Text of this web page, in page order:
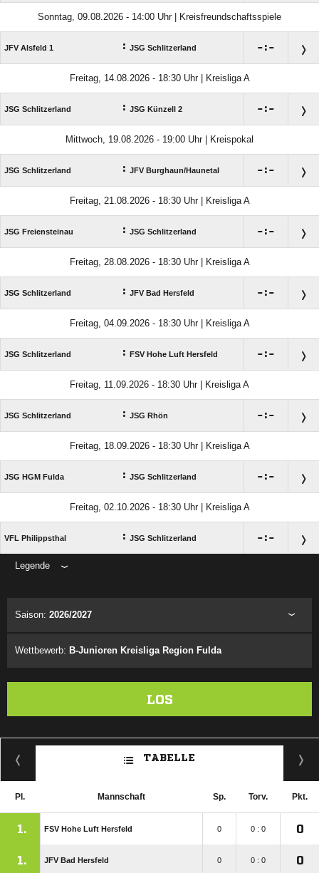
Sonntag, 09.08.2026 - 14:00 Uhr | Kreisfreundschaftsspiele
JFV Alsfeld 1 : JSG Schlitzerland :
Freitag, 14.08.2026 - 18:30 Uhr | Kreisliga A
JSG Schlitzerland : JSG Künzell 2 :
Mittwoch, 19.08.2026 - 19:00 Uhr | Kreispokal
JSG Schlitzerland : JFV Burghaun/​Haunetal :
Freitag, 21.08.2026 - 18:30 Uhr | Kreisliga A
JSG Freiensteinau : JSG Schlitzerland :
Freitag, 28.08.2026 - 18:30 Uhr | Kreisliga A
JSG Schlitzerland : JFV Bad Hersfeld :
Freitag, 04.09.2026 - 18:30 Uhr | Kreisliga A
JSG Schlitzerland : FSV Hohe Luft Hersfeld :
Freitag, 11.09.2026 - 18:30 Uhr | Kreisliga A
JSG Schlitzerland : JSG Rhön :
Freitag, 18.09.2026 - 18:30 Uhr | Kreisliga A
JSG HGM Fulda : JSG Schlitzerland :
Freitag, 02.10.2026 - 18:30 Uhr | Kreisliga A
VFL Philippsthal : JSG Schlitzerland :
Legende
Saison: 2026/2027
Wettbewerb: B-Junioren Kreisliga Region Fulda
LOS
TABELLE
Pl. Mannschaft Sp. Torv. Pkt.
1. FSV Hohe Luft Hersfeld 0 0 : 0 0
1. JFV Bad Hersfeld 0 0 : 0 0